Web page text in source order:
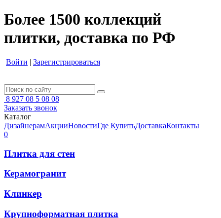
Более 1500 коллекций
плитки, доставка по РФ
Войти | Зарегистрироваться
8 927 08 5 08 08
Заказать звонок
Каталог
ДизайнерамАкцииНовостиГде КупитьДоставкаКонтакты
0
Плитка для стен
Керамогранит
Клинкер
Крупноформатная плитка